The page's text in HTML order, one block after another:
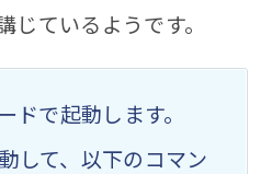
じているようです。
ドで起動します。
して、以下のコマン